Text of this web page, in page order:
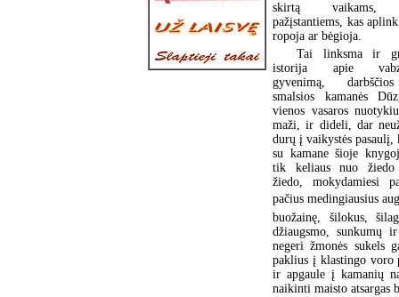
skirtą vaikams,
pažįstantiems, kas
ropoja ar bėgioja.
Tai linksma ir
istorija apie
gyvenimą,
smalsios kamanės
vienos vasaros
maži, ir dideli, dar
durų į vaikystės pasaulį,
su kamane šioje
tik keliaus nuo žiedo
žiedo, mokydamiesi
pačius medingiausius
buožainę, šilokus,
džiaugsmo, sunkumų
negeri žmonės sukels
paklius į klastingo voro
ir apgaule į kamanių
naikinti maisto atsargas